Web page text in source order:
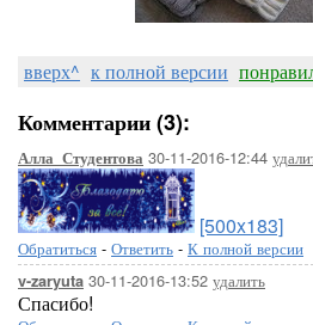
вверх^ к полной версии
Комментарии (3):
Алла_Студентова 30-11-2016-12:44
[500x183]
Обратиться - Ответить - К полной версии
v-zaryuta 30-11-2016-13:52 удалить
Спасибо!